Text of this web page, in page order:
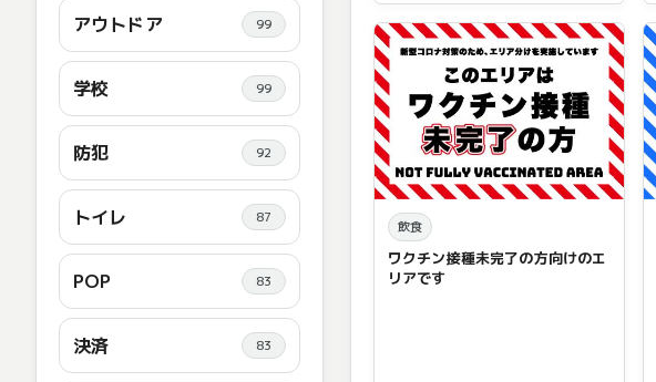
アウトドア 99
学校 99
防犯 92
トイレ 87
POP 83
決済 83
飲食
ワクチン接種未完了の方向けのエ
リアです